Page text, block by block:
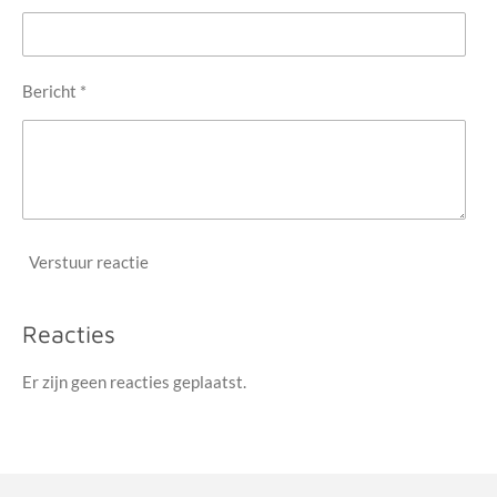
Bericht *
Verstuur reactie
Reacties
Er zijn geen reacties geplaatst.